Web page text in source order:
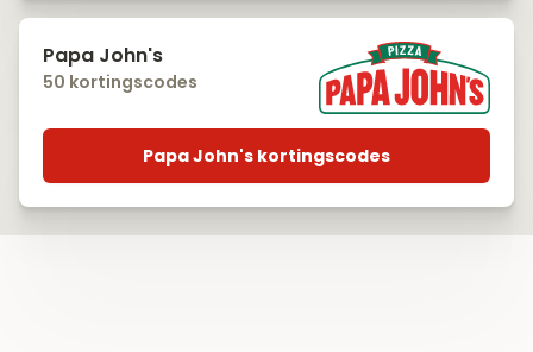
Papa John's
50 kortingscodes
Papa John's kortingscodes